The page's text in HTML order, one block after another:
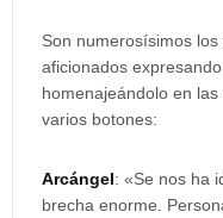
Son numerosísimos
aficionados
homenajeándolo en
varios botones:
Arcángel: «Se nos ha
brecha enorme.